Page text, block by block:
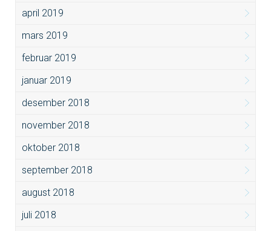
april 2019
mars 2019
februar 2019
januar 2019
desember 2018
november 2018
oktober 2018
september 2018
august 2018
juli 2018